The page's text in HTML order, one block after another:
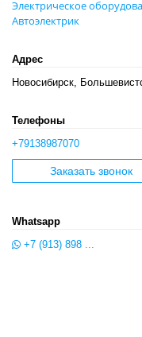
Электрическое
Автоэлектрик
Адрес
Новосибирск,
Телефоны
+79138987070
Заказать звонок
Whatsapp
+7 (913) 898 ...